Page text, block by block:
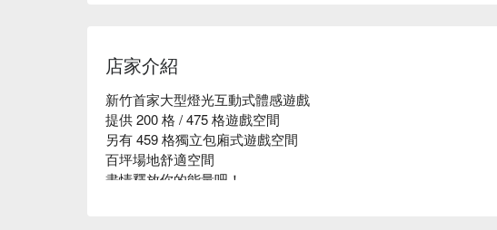
店家介紹
新竹首家大型燈光互動式體感遊戲
提供 200 格 / 475 格遊戲空間
另有 459 格獨立包廂式遊戲空間
百坪場地舒適空間
盡情釋放你的能量吧！